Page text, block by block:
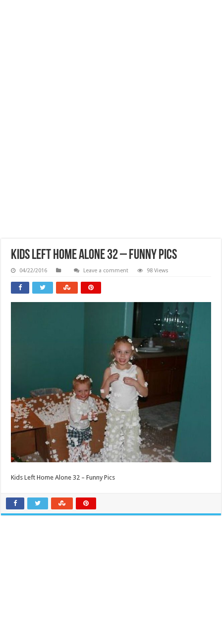
Kids Left Home Alone 32 – Funny Pics
04/22/2016 Leave a comment 98 Views
Kids Left Home Alone 32 – Funny Pics